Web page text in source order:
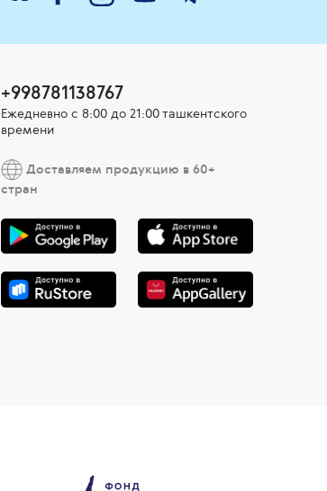
+998781138767
Ежедневно с 8:00 до 21:00 ташкентского
времени
Доставляем продукцию в 60+
стран